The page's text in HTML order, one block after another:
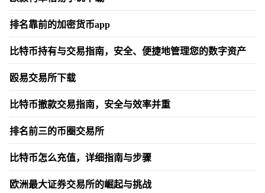
排名靠前的加密货币app
比特币持有与交易指南，安全、便捷地管理您的数字资产
殴易交易所下载
比特币撤款交易指南，安全与效率并重
排名前三的币圈交易所
比特币怎么充值，详细指南与步骤
欧洲最大证券交易所的崛起与挑战